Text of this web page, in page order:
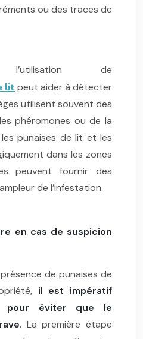
ou des traces de
de
lit peut aider à détecter
utilisent souvent des
phéromones ou de la
punaises de lit et les
dans les zones
peuvent fournir des
de l’infestation.
en cas de suspicion
de punaises de
il est impératif
pour éviter que le
. La première étape